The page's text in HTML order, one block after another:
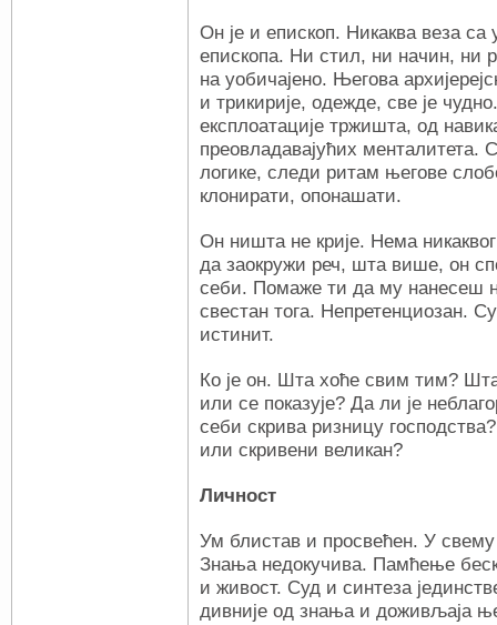
Он је и епископ. Никаква веза са
епископа. Ни стил, ни начин, ни
на уобичајено. Његова
и трикирије, одежде, све је
експлоатације тржишта, од
преовладавајућих менталитета.
логике, следи ритам његове
клонирати, опонашати.
Он ништа не крије. Нема
да заокружи реч, шта више, он
себи. Помаже ти да му нанесеш
свестан тога. Непретенциозан.
истинит.
Ко је он. Шта хоће свим тим?
или се показује? Да ли је
себи скрива ризницу
или скривени великан?
Личност
Ум блистав и просвећен. У свему
Знања недокучива. Памћење
и живост. Суд и синтеза
дивније од знања и доживљаја